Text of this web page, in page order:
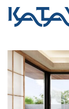
Skip
content